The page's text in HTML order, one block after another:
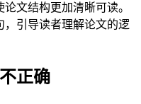
文结构更加清晰可读。
引导读者理解论文的逻
正确